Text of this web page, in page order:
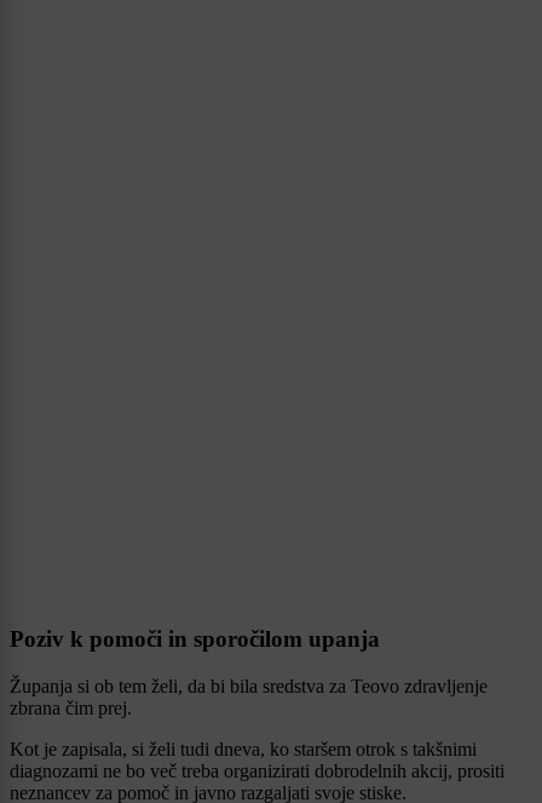
Poziv k pomoči in sporočilom upanja
Županja si ob tem želi, da bi bila sredstva za Teovo zdravljenje
zbrana čim prej.
Kot je zapisala, si želi tudi dneva, ko staršem otrok s takšnimi
diagnozami ne bo več treba organizirati dobrodelnih akcij, prositi
neznancev za pomoč in javno razgaljati svoje stiske.